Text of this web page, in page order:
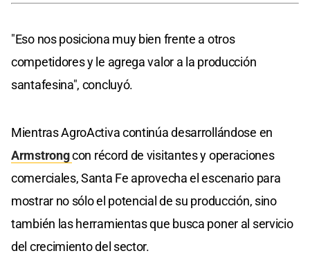
"Eso nos posiciona muy bien frente a otros
competidores y le agrega valor a la producción
santafesina", concluyó.
Mientras AgroActiva continúa desarrollándose en
Armstrongcon récord de visitantes y operaciones
comerciales, Santa Fe aprovecha el escenario para
mostrar no sólo el potencial de su producción, sino
también las herramientas que busca poner al servicio
del crecimiento del sector.